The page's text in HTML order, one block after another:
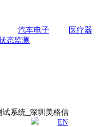
汽车电子
医疗器
态监测
EN